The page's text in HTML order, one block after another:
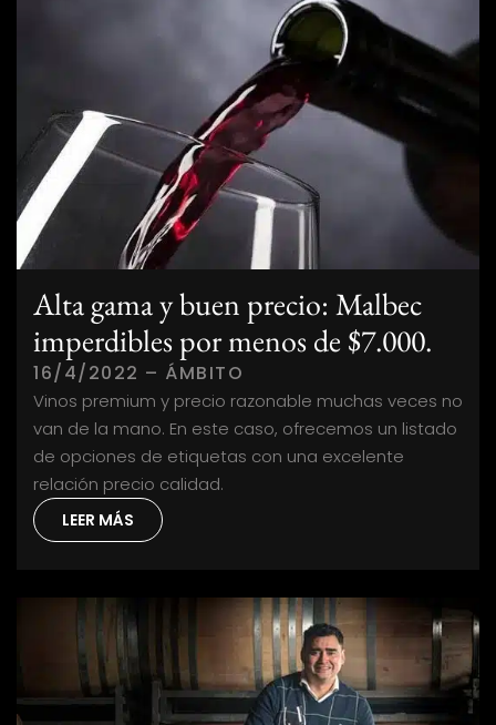
Alta gama y buen precio: Malbec
imperdibles por menos de $7.000.
16/4/2022 – ÁMBITO
Vinos premium y precio razonable muchas veces no
van de la mano. En este caso, ofrecemos un listado
de opciones de etiquetas con una excelente
relación precio calidad.
LEER MÁS